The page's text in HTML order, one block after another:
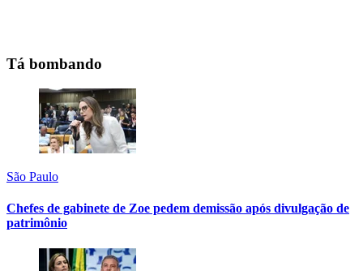
Tá bombando
São Paulo
Chefes de gabinete de Zoe pedem demissão após divulgação de
patrimônio